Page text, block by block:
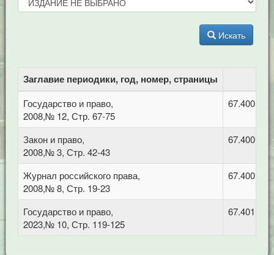
Искать
Заглавие периодики, год, номер, страницы
Государство и право,
2008,№ 12, Стр. 67-75
67.400.6
Закон и право,
2008,№ 3, Стр. 42-43
67.400.6
Журнал российского права,
2008,№ 8, Стр. 19-23
67.400
Государство и право,
2023,№ 10, Стр. 119-125
67.401